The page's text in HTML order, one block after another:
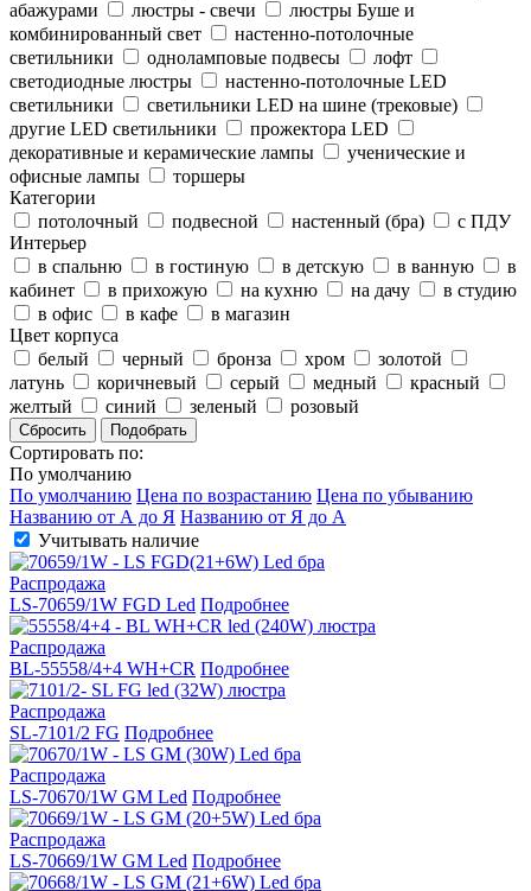
абажурами
люстры - свечи
люстры Буше и
комбинированный свет
настенно-потолочные
светильники
одноламповые подвесы
лофт
светодиодные люстры
настенно-потолочные LED
светильники
светильники LED на шине (трековые)
другие LED светильники
прожектора LED
декоративные и керамические лампы
ученические и
офисные лампы
торшеры
Категории
потолочный
подвесной настенный (бра)
с ПДУ
Интерьер
в спальню
в гостиную в детскую в ванную
в
кабинет
в прихожую на кухню на дачу
в студию
в офис
в кафе
в магазин
Цвет корпуса
белый
черный бронза хром
золотой
латунь
коричневый серый медный
красный
желтый
синий зеленый розовый
Сбросить Подобрать
Сортировать по:
По умолчанию
По умолчанию Цена по возрастанию Цена по убыванию
Названию от А до Я Названию от Я до А
Учитывать наличие
Распродажа
LS-70659/1W FGD Led Подробнее
Распродажа
BL-55558/4+4 WH+CR Подробнее
Распродажа
SL-7101/2 FG Подробнее
Распродажа
LS-70670/1W GM Led Подробнее
Распродажа
LS-70669/1W GM Led Подробнее